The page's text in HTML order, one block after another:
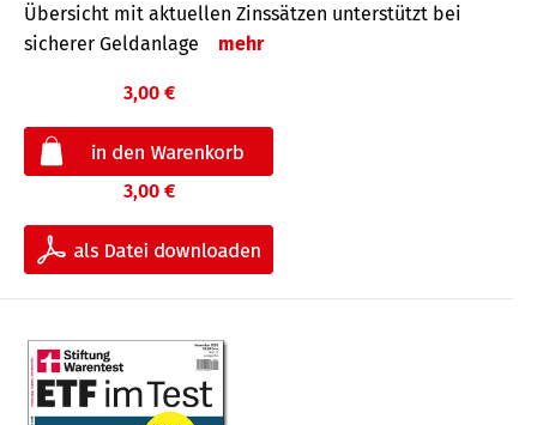
Übersicht mit aktuellen Zinssätzen unterstützt bei
sicherer Geldanlage
mehr
3,00 €
3,00 €